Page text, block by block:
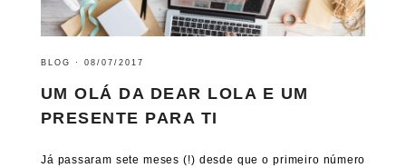
BLOG · 08/07/2017
UM OLÁ DA DEAR LOLA E UM
PRESENTE PARA TI
Já passaram sete meses (!) desde que o primeiro número